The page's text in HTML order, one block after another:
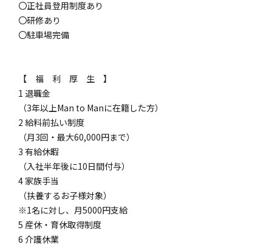
〇正社員登用制度あり
〇研修あり
〇駐車場完備
【 福 利 厚 生 】
1 退職金
（3年以上Man to Manに在籍した方）
2 給料前払い制度
（月3回・最大60,000円まで）
3 有給休暇
（入社半年後に10日間付与）
4 家族手当
（扶養するお子様対象）
※1名に対し、月5000円支給
5 産休・育休取得制度
6 介護休業